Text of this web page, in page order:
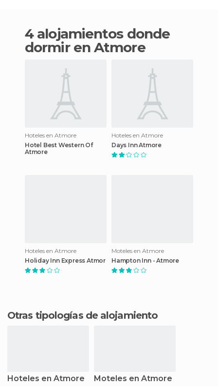
4 alojamientos donde
dormir en Atmore
Hoteles en Atmore
Hotel Best Western Of
Atmore
Hoteles en Atmore
Days Inn Atmore
Hoteles en Atmore
Holiday Inn Express Atmor
Moteles en Atmore
Hampton Inn - Atmore
Otras tipologías de alojamiento
Hoteles en Atmore Moteles en Atmore